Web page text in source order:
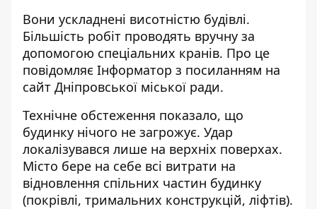
Вони ускладнені висотністю будівлі.
Більшість робіт проводять вручну за
допомогою спеціальних кранів. Про це
повідомляє Інформатор з посиланням на
сайт Дніпровської міської ради.
Технічне обстеження показало, що
будинку нічого не загрожує. Удар
локалізувався лише на верхніх поверхах.
Місто бере на себе всі витрати на
відновлення спільних частин будинку
(покрівлі, тримальних конструкцій, ліфтів).